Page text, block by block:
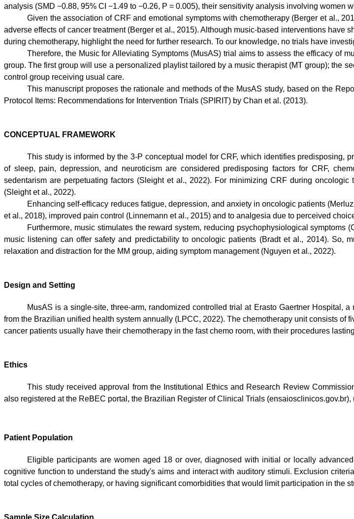
analysis (SMD −0.88, 95% CI −1.49 to −0.26, P = 0.005), their sensitivity analysis involving women
Given the association of CRF and emotional symptoms with chemotherapy (Berger et al.,
adverse effects of cancer treatment (Berger et al., 2015). Although music-based interventions
during chemotherapy, highlight the need for further research. To our knowledge, no trials have
Therefore, the Music for Alleviating Symptoms (MusAS) trial aims to assess the efficacy of
group. The first group will use a personalized playlist tailored by a music therapist (MT group); the
control group receiving usual care.
This manuscript proposes the rationale and methods of the MusAS study, based on the
Protocol Items: Recommendations for Intervention Trials (SPIRIT) by Chan et al. (2013).
CONCEPTUAL FRAMEWORK
This study is informed by the 3-P conceptual model for CRF, which identifies predisposing,
of sleep, pain, depression, and neuroticism are considered predisposing factors for CRF,
sedentarism are perpetuating factors (Sleight et al., 2022). For minimizing CRF during
(Sleight et al., 2022).
Enhancing self-efficacy reduces fatigue, depression, and anxiety in oncologic patients
et al., 2018), improved pain control (Linnemann et al., 2015) and to analgesia due to perceived
Furthermore, music stimulates the reward system, reducing psychophysiological
music listening can offer safety and predictability to oncologic patients (Bradt et al., 2014).
relaxation and distraction for the MM group, aiding symptom management (Nguyen et al., 2022).
Design and Setting
MusAS is a single-site, three-arm, randomized controlled trial at Erasto Gaertner Hospital,
from the Brazilian unified health system annually (LPCC, 2022). The chemotherapy unit consists
cancer patients usually have their chemotherapy in the fast chemo room, with their procedures
Ethics
This study received approval from the Institutional Ethics and Research Review
also registered at the ReBEC portal, the Brazilian Register of Clinical Trials
Patient Population
Eligible participants are women aged 18 or over, diagnosed with initial or locally
cognitive function to understand the study's aims and interact with auditory stimuli. Exclusion
total cycles of chemotherapy, or having significant comorbidities that would limit participation in the